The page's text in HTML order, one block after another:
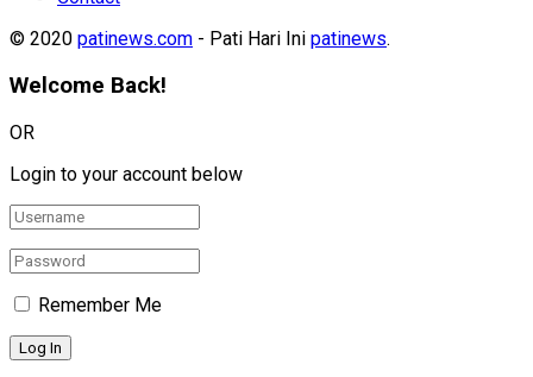
© 2020 patinews.com - Pati Hari Ini patinews.
Welcome Back!
OR
Login to your account below
Remember Me